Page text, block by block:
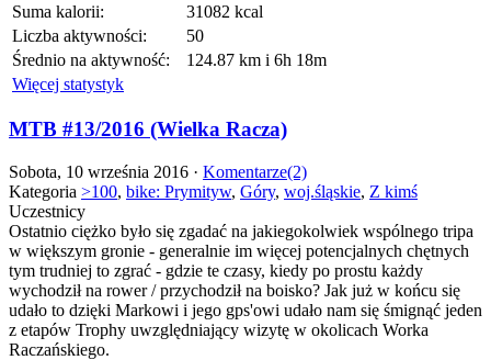
Suma kalorii:
31082 kcal
Liczba aktywności:
50
Średnio na aktywność:
124.87 km i 6h 18m
Więcej statystyk
MTB #13/2016 (Wielka Racza)
Sobota, 10 września 2016 · Komentarze(2)
Kategoria >100, bike: Prymityw, Góry, woj.śląskie, Z kimś
Uczestnicy
Ostatnio ciężko było się zgadać na jakiegokolwiek wspólnego tripa
w większym gronie - generalnie im więcej potencjalnych chętnych
tym trudniej to zgrać - gdzie te czasy, kiedy po prostu każdy
wychodził na rower / przychodził na boisko? Jak już w końcu się
udało to dzięki Markowi i jego gps'owi udało nam się śmignąć jeden
z etapów Trophy uwzględniający wizytę w okolicach Worka
Raczańskiego.